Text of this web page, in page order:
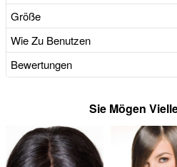
Größe
Wie Zu Benutzen
Bewertungen
Sie Mögen